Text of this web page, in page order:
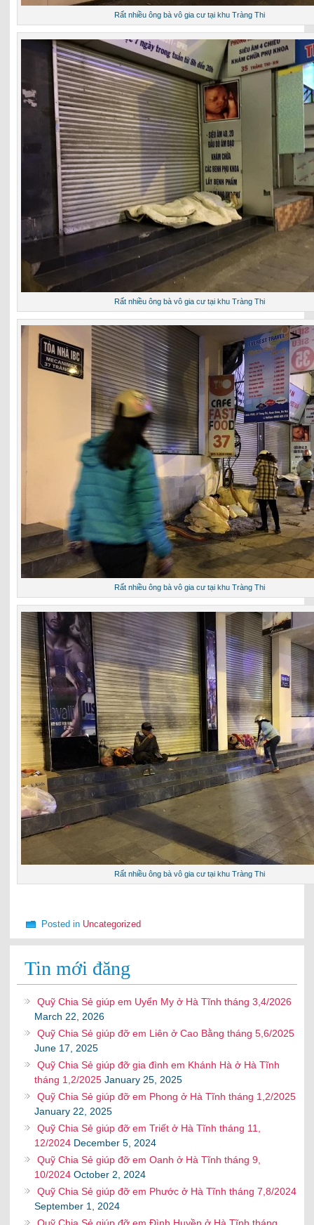
Rất nhiều ông bà vô gia cư tại khu Tràng Thi
Rất nhiều ông bà vô gia cư tại khu Tràng Thi
Rất nhiều ông bà vô gia cư tại khu Tràng Thi
Rất nhiều ông bà vô gia cư tại khu Tràng Thi
Posted in Uncategorized
Tin mới đăng
Quỹ Chia Sẻ giúp em Uyển My ở Hà Tĩnh tháng 3,4/2026
March 22, 2026
Quỹ Chia Sẻ giúp đỡ em Liên ở Cao Bằng tháng 5,6/2025
June 17, 2025
Quỹ Chia Sẻ giúp đỡ gia đình em Khánh Hà ở Hà Tĩnh
tháng 1,2/2025 January 25, 2025
Quỹ Chia Sẻ giúp đỡ em Phong ở Hà Tĩnh tháng 1,2/2025
January 22, 2025
Quỹ Chia Sẻ giúp đỡ em Triết ở Hà Tĩnh tháng 11,
12/2024 December 5, 2024
Quỹ Chia Sẻ giúp đỡ em Oanh ở Hà Tĩnh tháng 9,
10/2024 October 2, 2024
Quỹ Chia Sẻ giúp đỡ em Phước ở Hà Tĩnh tháng 7,8/2024
September 1, 2024